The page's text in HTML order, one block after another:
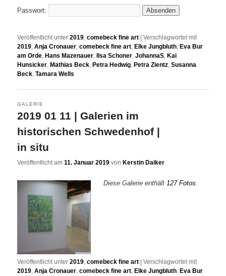
Passwort:
Veröffentlicht unter 2019 ,comebeck fine art |Verschlagwortet mit
2019 ,Anja Cronauer ,comebeck fine art ,Elke Jungbluth ,Eva Bur
am Orde ,Hans Mazenauer ,Ilsa Schoner ,JohannaS ,Kai
Hunsicker ,Mathias Beck ,Petra Hedwig ,Petra Zientz ,Susanna
Beck ,Tamara Wells
2019 01 11 | Galerien im
historischen Schwedenhof |
in situ
GALERIE
Veröffentlicht am11. Januar 2019 von Kerstin Daiker
Diese Galerie enthält127 Fotos.
Veröffentlicht unter 2019,comebeck fine art |Verschlagwortet mit
2019,Anja Cronauer,comebeck fine art, Elke Jungbluth, Eva Bur